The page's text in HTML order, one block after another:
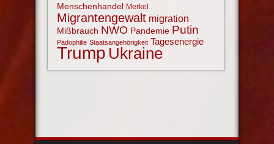
Menschenhandel Merkel
Migrantengewalt migration
Mißbrauch NWO Pandemie Putin
Pädophilie Staatsangehörigkeit Tagesenergie
Trump Ukraine